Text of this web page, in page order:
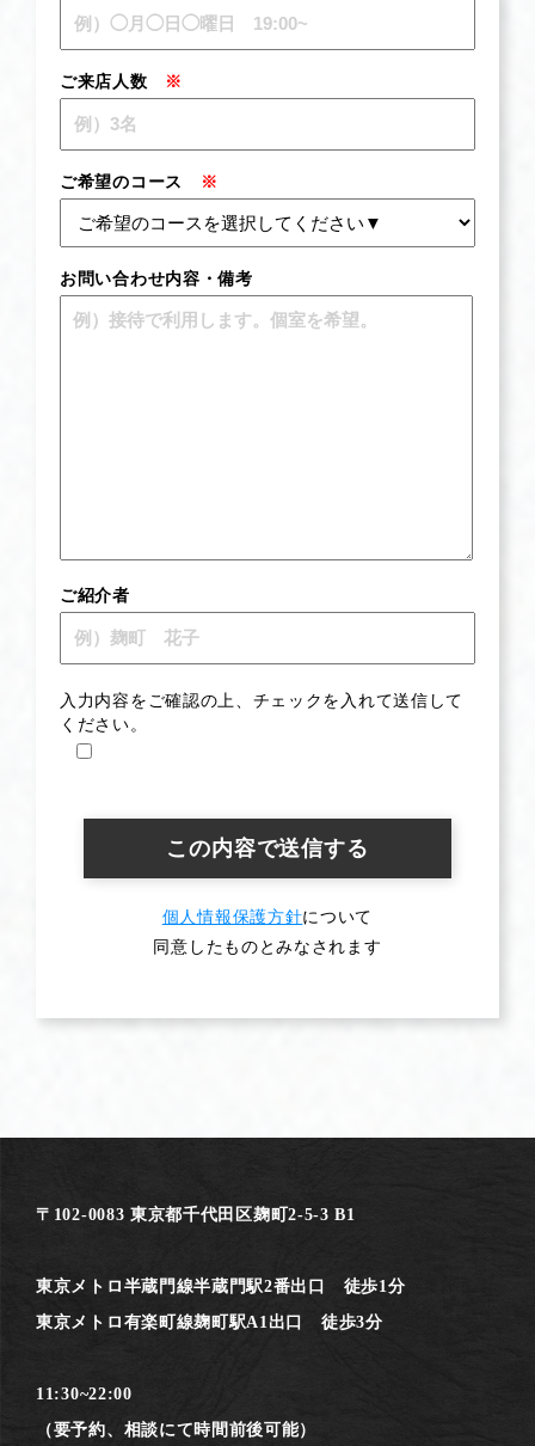
ご来店人数 ※
ご希望のコース ※
お問い合わせ内容・備考
ご紹介者
入力内容をご確認の上、チェックを入れて送信して
ください。
個人情報保護方針について
同意したものとみなされます
〒102-0083 東京都千代田区麹町2-5-3 B1
東京メトロ半蔵門線半蔵門駅2番出口 徒歩1分
東京メトロ有楽町線麹町駅A1出口 徒歩3分
11:30~22:00
（要予約、相談にて時間前後可能）